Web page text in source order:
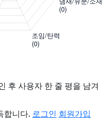
후 사용자 한 줄 평을 남겨
합니다. 로그인 회원가입